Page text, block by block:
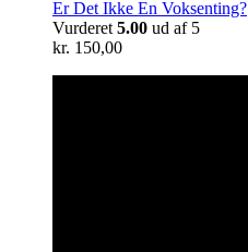
Er Det Ikke En Voksenting?
Vurderet 5.00 ud af 5
kr. 150,00